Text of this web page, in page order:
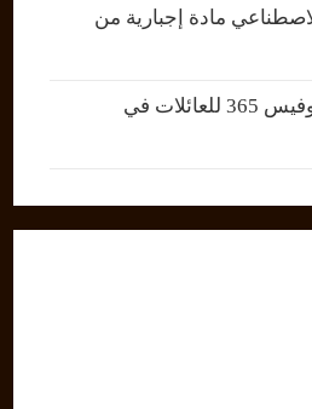
مادة إجبارية من
أفضل عروض تفعيل أوفيس 365 للعائلات في